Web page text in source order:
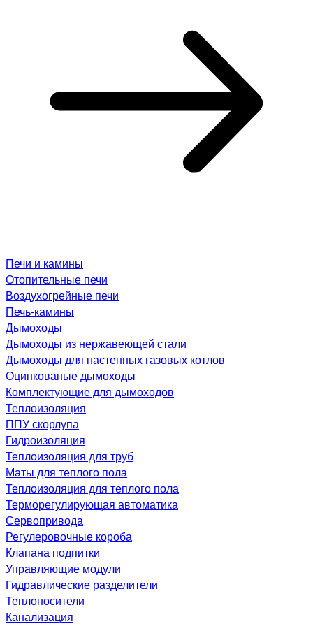
Печи и камины
Отопительные печи
Воздухогрейные печи
Печь-камины
Дымоходы
Дымоходы из нержавеющей стали
Дымоходы для настенных газовых котлов
Оцинкованые дымоходы
Комплектующие для дымоходов
Теплоизоляция
ППУ скорлупа
Гидроизоляция
Теплоизоляция для труб
Маты для теплого пола
Теплоизоляция для теплого пола
Терморегулирующая автоматика
Сервопривода
Регулеровочные короба
Клапана подпитки
Управляющие модули
Гидравлические разделители
Теплоносители
Канализация